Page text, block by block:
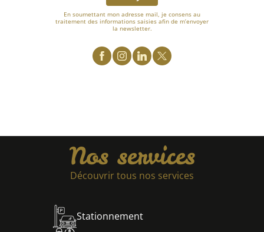
Nos services
Découvrir tous nos services
Stationnement
En soumettant mon adresse mail, je consens au
traitement des informations saisies afin de m’envoyer
la newsletter.